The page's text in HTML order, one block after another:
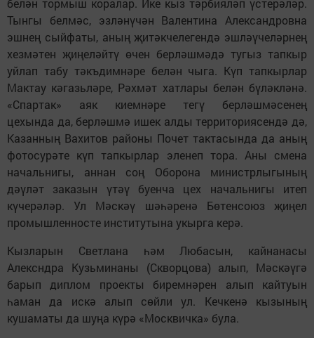
белән тормыш коралар. Ике кыз тәрбияләп үстерәләр.
Тынгы белмәс, эзләнүчән Валентина Александровна
эшнең сыйфаты, аның җитәкчелегендә эшләүчеләрнең
хезмәтен җиңеләйтү өчен берләшмәдә тугыз тапкыр
уйлап табу тәкъдимнәре белән чыга. Күп тапкырлар
Мактау кәгазьләре, Рәхмәт хатлары белән бүләкләнә.
«Спартак» аяк киемнәре тегү берләшмәсенең
цехында да, берләшмә ишек алды территориясендә дә,
Казанның Вахитов районы Почет тактасында да аның
фотосурәте күп тапкырлар эленеп тора. Аны смена
начальнигы, аннан соң Оборона министрлыгының
дәүләт заказын үтәү буенча цех начальнигы итеп
күчерәләр. Ул Мәскәү шәһәренә Бөтенсоюз җиңел
промышленносте институтына укырга керә.
Кызларын Светлана һәм Любасын, кайнанасы
Алексндра Кузьминаны (Скворцова) алып, Мәскәүгә
барып диплом проекты биремнәрен алып кайтуын
һаман да искә алып сөйли ул. Кечкенә кызының
кушаматы да шуңа күрә «Москвичка» була.